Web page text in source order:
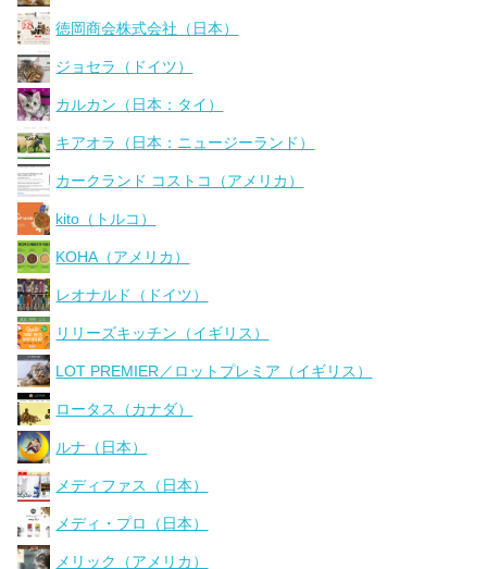
徳岡商会株式会社（日本）
ジョセラ（ドイツ）
カルカン（日本：タイ）
キアオラ（日本：ニュージーランド）
カークランド コストコ（アメリカ）
kito（トルコ）
KOHA（アメリカ）
レオナルド（ドイツ）
リリーズキッチン（イギリス）
LOT PREMIER／ロットプレミア（イギリス）
ロータス（カナダ）
ルナ（日本）
メディファス（日本）
メディ・プロ（日本）
メリック（アメリカ）